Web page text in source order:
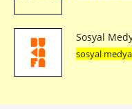
Sosyal
sosyal